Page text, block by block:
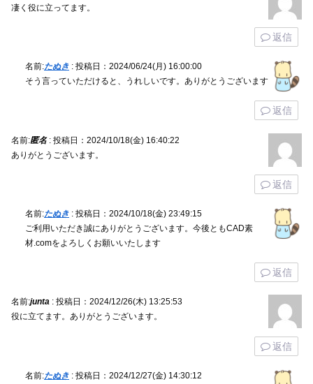
凄く役に立ってます。
返信
名前:たぬき : 投稿日：2024/06/24(月) 16:00:00
そう言っていただけると、うれしいです。ありがとうございます
返信
名前:匿名: 投稿日：2024/10/18(金) 16:40:22
ありがとうございます。
返信
名前:たぬき : 投稿日：2024/10/18(金) 23:49:15
ご利用いただき誠にありがとうございます。今後ともCAD素
材.comをよろしくお願いいたします
返信
名前:junta : 投稿日：2024/12/26(木) 13:25:53
役に立てます。ありがとうございます。
返信
名前:たぬき : 投稿日：2024/12/27(金) 14:30:12